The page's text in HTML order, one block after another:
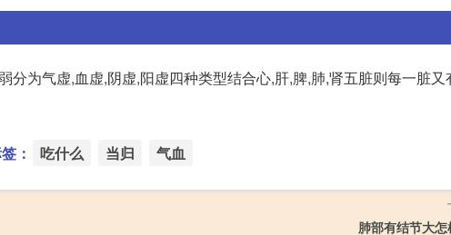
为气虚,血虚,阴虚,阳虚四种类型结合心,肝,脾,肺,肾五脏则每一脏又
： 吃什么 当归 气血
肺部有结节大